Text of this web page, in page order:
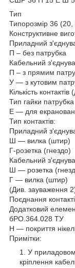
Тип
Типорозмір 36
Конструктивне
Приладний
П – без патрубка
Кабельний
П – з прямим
У — з кутовим
Кількість
Тип гайки патрубка
Е — для
Тип контактів:
Приладний
Ш — вилка (штир)
Г-розетка (гнездо)
Кабельний
Ш — розетка
Г — вилка (штир)
(Див. зауваження
Поєднання
Додатковий
бРО.364.028 ТУ
Н — покриття
Примітки:
У
кріплення